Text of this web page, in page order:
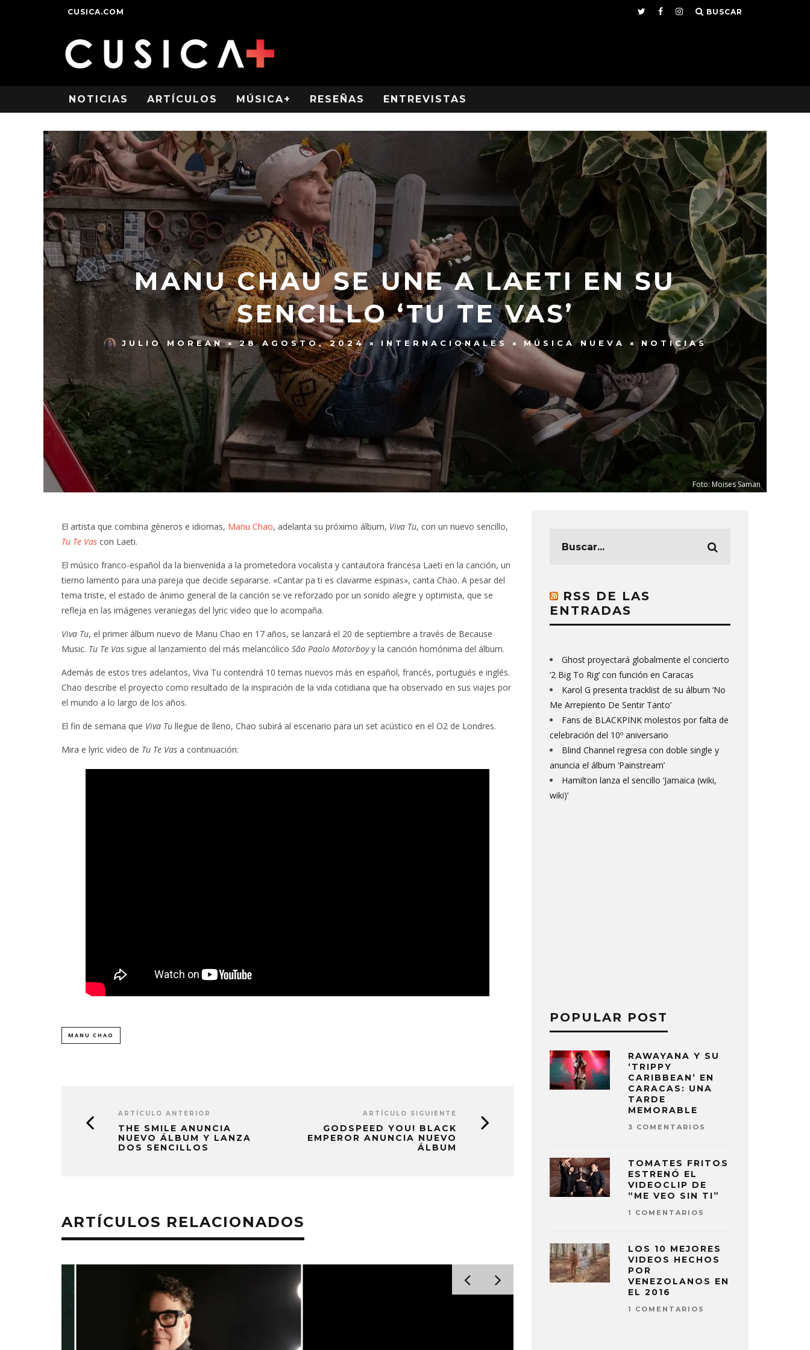
CUSICA.COM BUSCAR
NOTICIAS ARTÍCULOS MÚSICA+ RESEÑAS ENTREVISTAS
MANU CHAU SE UNE A LAETI EN SU
SENCILLO ‘TU TE VAS’
JULIO MOREAN 28 AGOSTO, 2024 INTERNACIONALES MÚSICA NUEVA NOTICIAS
Foto: Moises Saman
El artista que combina géneros e idiomas, Manu Chao, adelanta su próximo álbum, Viva Tu, con un nuevo sencillo,
Tu Te Vas con Laeti.
El músico franco-español da la bienvenida a la prometedora vocalista y cantautora francesa Laeti en la canción, un
tierno lamento para una pareja que decide separarse. «Cantar pa ti es clavarme espinas», canta Chao. A pesar del
tema triste, el estado de ánimo general de la canción se ve reforzado por un sonido alegre y optimista, que se
refleja en las imágenes veraniegas del lyric video que lo acompaña.
Viva Tu, el primer álbum nuevo de Manu Chao en 17 años, se lanzará el 20 de septiembre a través de Because
Music. Tu Te Vas sigue al lanzamiento del más melancólico São Paolo Motorboyy la canción homónima del álbum.
Además de estos tres adelantos, Viva Tu contendrá 10 temas nuevos más en español, francés, portugués e inglés.
Chao describe el proyecto como resultado de la inspiración de la vida cotidiana que ha observado en sus viajes por
el mundo a lo largo de los años.
El fin de semana que Viva Tu llegue de lleno, Chao subirá al escenario para un set acústico en el O2 de Londres.
Mira e lyric video de Tu Te Vas a continuación:
MANU CHAO
ARTÍCULO ANTERIOR
THE SMILE ANUNCIA
NUEVO ÁLBUM Y LANZA
DOS SENCILLOS
ARTÍCULO SIGUIENTE
GODSPEED YOU! BLACK
EMPEROR ANUNCIA NUEVO
ÁLBUM
ARTÍCULOS RELACIONADOS
RSS DE LAS
ENTRADAS
Ghost proyectará globalmente el concierto
‘2 Big To Rig’ con función en Caracas
Karol G presenta tracklist de su álbum ‘No
Me Arrepiento De Sentir Tanto’
Fans de BLACKPINK molestos por falta de
celebración del 10º aniversario
Blind Channel regresa con doble single y
anuncia el álbum ‘Painstream’
Hamilton lanza el sencillo ‘Jamaica (wiki,
wiki)’
POPULAR POST
RAWAYANA Y SU
‘TRIPPY
CARIBBEAN’ EN
CARACAS: UNA
TARDE
MEMORABLE
3 COMENTARIOS
TOMATES FRITOS
ESTRENÓ EL
VIDEOCLIP DE
“ME VEO SIN TI”
1 COMENTARIOS
LOS 10 MEJORES
VIDEOS HECHOS
POR
VENEZOLANOS EN
EL 2016
1 COMENTARIOS